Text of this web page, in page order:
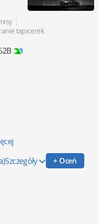
|
tapicerek
Szczegóły + Oceń